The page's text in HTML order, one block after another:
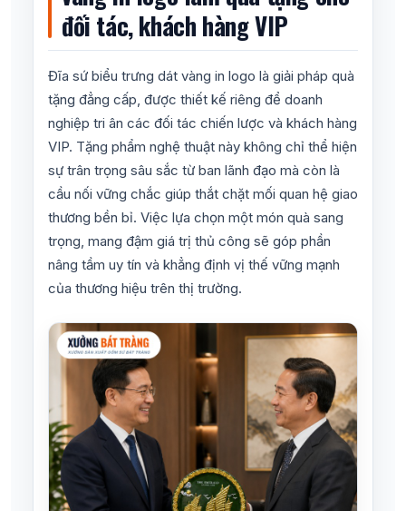
đối tác, khách hàng VIP
Đĩa sứ biểu trưng dát vàng in logo là giải pháp quà
tặng đẳng cấp, được thiết kế riêng để doanh
nghiệp tri ân các đối tác chiến lược và khách hàng
VIP. Tặng phẩm nghệ thuật này không chỉ thể hiện
sự trân trọng sâu sắc từ ban lãnh đạo mà còn là
cầu nối vững chắc giúp thắt chặt mối quan hệ giao
thương bền bỉ. Việc lựa chọn một món quà sang
trọng, mang đậm giá trị thủ công sẽ góp phần
nâng tầm uy tín và khẳng định vị thế vững mạnh
của thương hiệu trên thị trường.